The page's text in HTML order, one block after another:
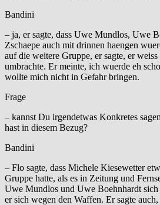
Bandini
– ja, er sagte, dass Uwe Mundlos, Uwe
Zschaepe auch mit drinnen haengen
auf die weitere Gruppe, er sagte, er
umbrachte. Er meinte, ich wuerde eh
wollte mich nicht in Gefahr bringen.
Frage
– kannst Du irgendetwas Konkretes
hast in diesem Bezug?
Bandini
– Flo sagte, dass Michele Kiesewetter
Gruppe hatte, als es in Zeitung und
Uwe Mundlos und Uwe Boehnhardt sich
er sich wegen den Waffen. Er sagte